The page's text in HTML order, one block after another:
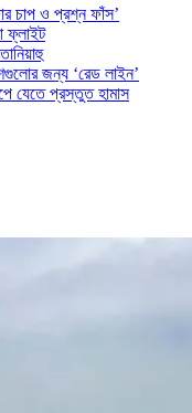
চাপ ও প্রশ্ন ফাঁস’
ফ্লাইট
জন্য ‘রেড লাইন’
যেতে প্রস্তুত হামাস